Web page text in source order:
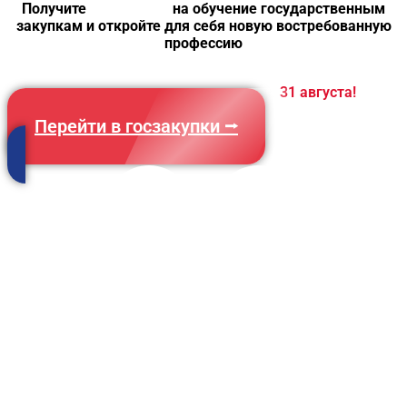
Получите
на обучение государственным
закупкам и откройте для себя новую востребованную
профессию
Предложение действительно до 31 августа!
Перейти в госзакупки ⭢